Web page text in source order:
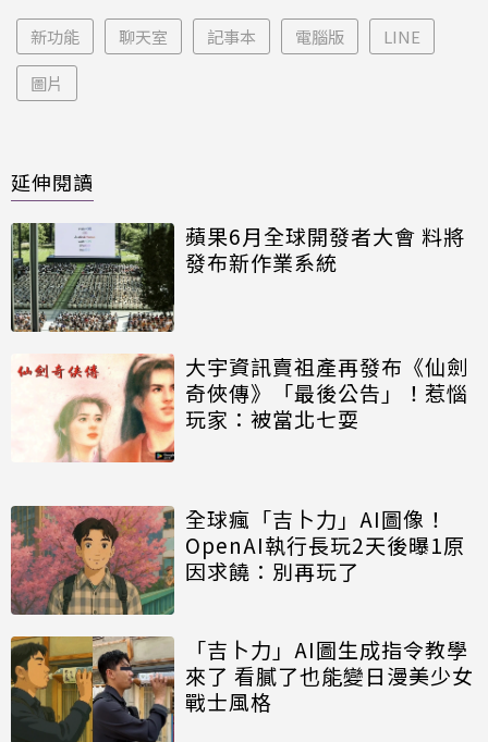
新功能 聊天室 記事本 電腦版 LINE
圖片
延伸閱讀
蘋果6月全球開發者大會 料將
發布新作業系統
大宇資訊賣祖產再發布《仙劍
奇俠傳》「最後公告」！惹惱
玩家：被當北七耍
全球瘋「吉卜力」AI圖像！
OpenAI執行長玩2天後曝1原
因求饒：別再玩了
「吉卜力」AI圖生成指令教學
來了 看膩了也能變日漫美少女
戰士風格